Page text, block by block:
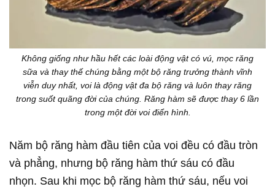
Không giống như hầu hết các loài động vật có vú, mọc răng
sữa và thay thế chúng bằng một bộ răng trưởng thành vĩnh
viễn duy nhất, voi là động vật đa bộ răng và luôn thay răng
trong suốt quãng đời của chúng. Răng hàm sẽ được thay 6 lần
trong một đời voi điển hình.
Năm bộ răng hàm đầu tiên của voi đều có đầu tròn
và phẳng, nhưng bộ răng hàm thứ sáu có đầu
nhọn. Sau khi mọc bộ răng hàm thứ sáu, nếu voi